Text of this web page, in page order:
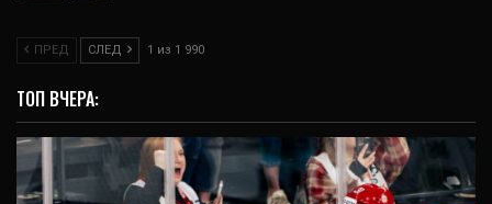
ПРЕД СЛЕД 1 из 1 990
ТОП ВЧЕРА: